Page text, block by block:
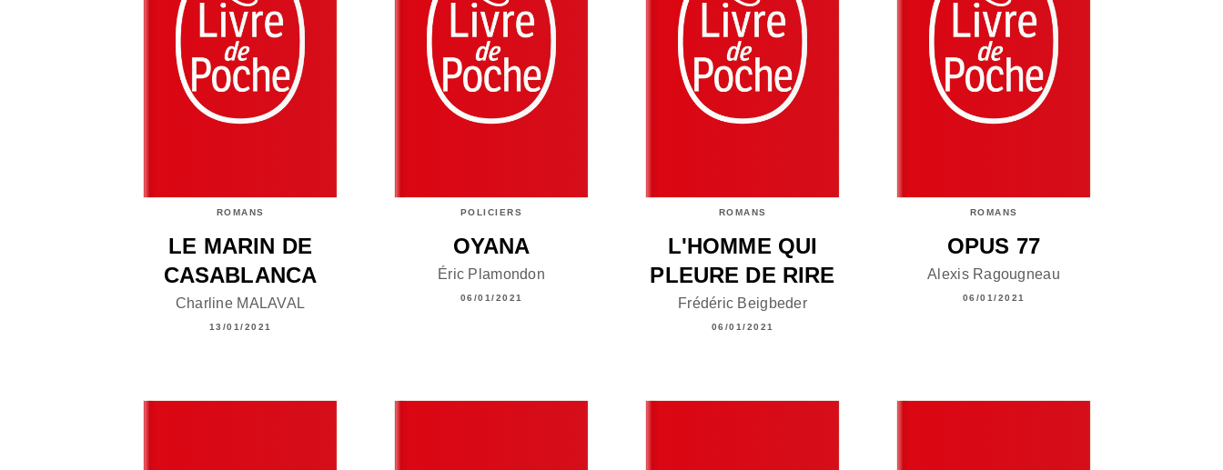
ROMANS
LE MARIN DE
CASABLANCA
Charline MALAVAL
13/01/2021
POLICIERS
OYANA
Éric Plamondon
06/01/2021
ROMANS
L'HOMME QUI
PLEURE DE RIRE
Frédéric Beigbeder
06/01/2021
ROMANS
OPUS 77
Alexis Ragougneau
06/01/2021